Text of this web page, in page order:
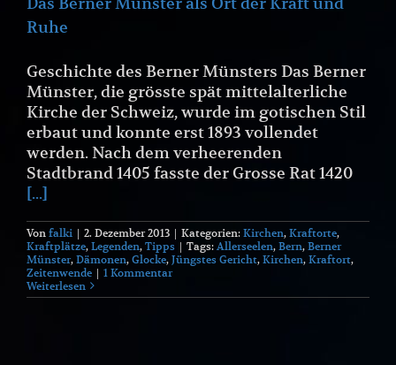
Ruhe
Geschichte des Berner Münsters Das Berner
Münster, die grösste spät mittelalterliche
Kirche der Schweiz, wurde im gotischen Stil
erbaut und konnte erst 1893 vollendet
werden. Nach dem verheerenden
Stadtbrand 1405 fasste der Grosse Rat 1420
[...]
Von falki | 2. Dezember 2013 | Kategorien: Kirchen, Kraftorte,
Kraftplätze, Legenden, Tipps | Tags: Allerseelen, Bern, Berner
Münster, Dämonen, Glocke, Jüngstes Gericht, Kirchen, Kraftort,
Zeitenwende | 1 Kommentar
Weiterlesen